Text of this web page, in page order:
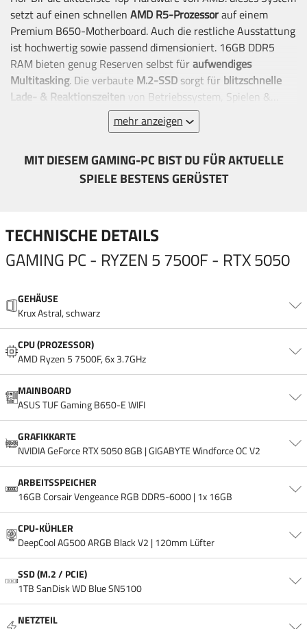
setzt auf einen schnellen AMD R5-Prozessorauf einem
Premium B650-Motherboard. Auch die restliche Ausstattung
ist hochwertig sowie passend dimensioniert. 16GB DDR5
RAM bieten genug Reserven selbst füraufwendiges
Multitasking. Die verbaute M.2-SSD sorgt für blitzschnelle
Lade- & Reaktionszeiten von Betriebssystem, Spielen &
mehr anzeigen
MIT DIESEM GAMING-PC BIST DU FÜR AKTUELLE
SPIELE BESTENS GERÜSTET
TECHNISCHE DETAILS
GAMING PC - RYZEN 5 7500F - RTX 5050
GEHÄUSE
Krux Astral, schwarz
CPU (PROZESSOR)
AMD Ryzen 5 7500F, 6x 3.7GHz
MAINBOARD
ASUS TUF Gaming B650-E WIFI
GRAFIKKARTE
NVIDIA GeForce RTX 5050 8GB | GIGABYTE Windforce OC V2
ARBEITSSPEICHER
16GB Corsair Vengeance RGB DDR5-6000 | 1x 16GB
CPU-KÜHLER
DeepCool AG500 ARGB Black V2 | 120mm Lüfter
SSD (M.2 / PCIE)
1TB SanDisk WD Blue SN5100
NETZTEIL